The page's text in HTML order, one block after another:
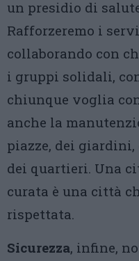
un presidio di
Rafforzeremo i
collaborando con
i gruppi solidali,
chiunque voglia
anche la
piazze, dei
dei quartieri. Una
curata è una città
rispettata.
Sicurezza, infine,